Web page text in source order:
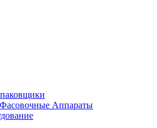
Аппараты